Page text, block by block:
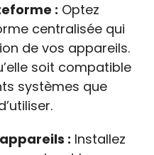
: Optez
centralisée qui
de vos appareils.
soit compatible
systèmes que
: Installez